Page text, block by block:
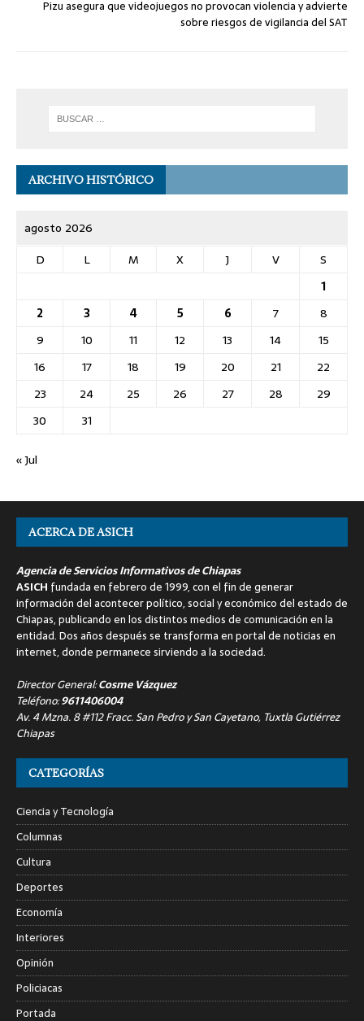
Pizu asegura que videojuegos no provocan violencia y advierte
sobre riesgos de vigilancia del SAT
ARCHIVO HISTÓRICO
agosto 2026
D
L M X J V
S
1
2
3 4 5 6 7
8
9
10 11 12 13 14
15
16
17 18 19 20 21
22
23
24 25 26 27 28
29
30
31
« Jul
ACERCA DE ASICH
Agencia de Servicios Informativos de Chiapas
ASICH fundada en febrero de 1999, con el fin de generar
información del acontecer político, social y económico del estado de
Chiapas, publicando en los distintos medios de comunicación en la
entidad. Dos años después se transforma en portal de noticias en
internet, donde permanece sirviendo a la sociedad.
Director General:Cosme Vázquez
Teléfono:9611406004
Av. 4 Mzna. 8 #112 Fracc. San Pedro y San Cayetano, Tuxtla Gutiérrez
Chiapas
CATEGORÍAS
Ciencia y Tecnología
Columnas
Cultura
Deportes
Economía
Interiores
Opinión
Policiacas
Portada